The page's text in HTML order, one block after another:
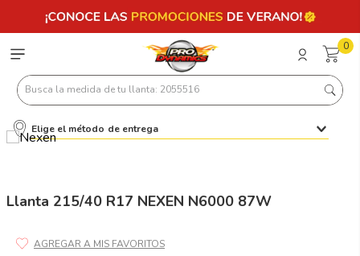
0
Busca la medida de tu llanta: 2055516
Elige el método de entrega
Llanta 215/40 R17 NEXEN N6000 87W
Términos más buscados